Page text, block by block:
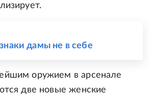
дамы не в себе
оружием в арсенале
две новые женские